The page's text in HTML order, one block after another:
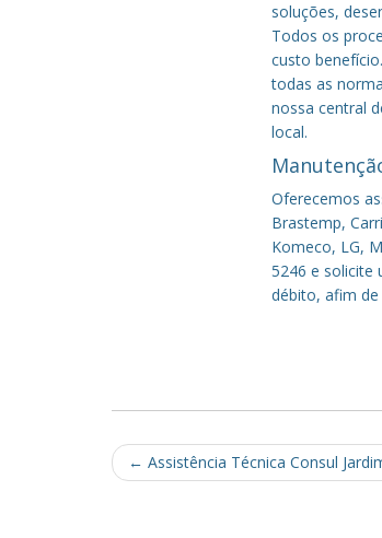
soluções,
Todos os
custo benefício.
todas as
nossa central
local.
Oferecemos
Brastemp,
Komeco, LG,
5246 e solicite
débito, afim
Post
← Assistência Técnica Consul